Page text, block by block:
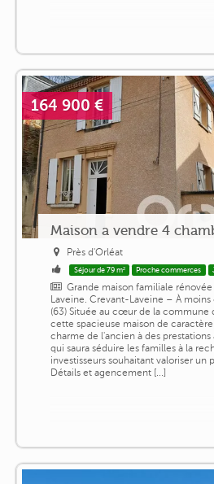
164 900 €
Maison a vendre 4
Près d'Orléat
Séjour de 79 m² Proche commerces
Grande maison familiale
Laveine. Crevant-Laveine – À
(63) Située au cœur de la commune
cette spacieuse maison de
charme de l'ancien à des
qui saura séduire les familles à la
investisseurs souhaitant valoriser un
Détails et agencement [...]